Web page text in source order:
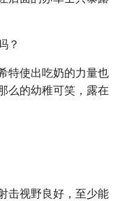
？
特使出吃奶的力量也
么的幼稚可笑，露在
击视野良好，至少能